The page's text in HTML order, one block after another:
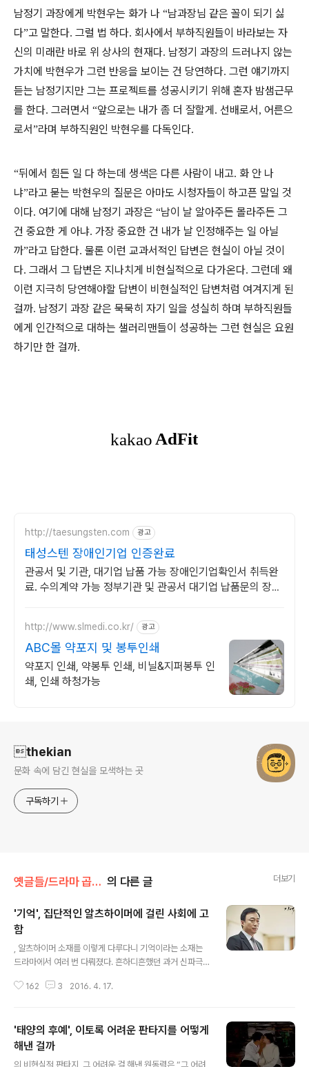
남정기 과장에게 박현우는 화가 나 “남과장님 같은 꼴이 되기 싫
다”고 말한다. 그럴 법 하다. 회사에서 부하직원들이 바라보는 자
신의 미래란 바로 위 상사의 현재다. 남정기 과장의 드러나지 않는
가치에 박현우가 그런 반응을 보이는 건 당연하다. 그런 얘기까지
듣는 남정기지만 그는 프로젝트를 성공시키기 위해 혼자 밤샘근무
를 한다. 그러면서 “앞으로는 내가 좀 더 잘할게 . 선배로서, 어른으
로서”라며 부하직원인 박현우를 다독인다.
“뒤에서 힘든 일 다 하는데 생색은 다른 사람이 내고. 화 안 나
냐”라고 묻는 박현우의 질문은 아마도 시청자들이 하고픈 말일 것
이다. 여기에 대해 남정기 과장은 “남이 날 알아주든 몰라주든 그
건 중요한 게 아냐. 가장 중요한 건 내가 날 인정해주는 일 아닐
까”라고 답한다. 물론 이런 교과서적인 답변은 현실이 아닐 것이
다. 그래서 그 답변은 지나치게 비현실적으로 다가온다. 그런데 왜
이런 지극히 당연해야할 답변이 비현실적인 답변처럼 여겨지게 된
걸까. 남정기 과장 같은 묵묵히 자기 일을 성실히 하며 부하직원들
에게 인간적으로 대하는 샐러리맨들이 성공하는 그런 현실은 요원
하기만 한 걸까.
http://taesungsten.com 광고
태성스텐 장애인기업 인증완료
관공서 및 기관, 대기업 납품 가능 장애인기업확인서 취득완
료. 수의계약 가능 정부기관 및 관공서 대기업 납품문의 장애
http://www.slmedi.co.kr/ 광고
ABC몰 약포지 및 봉투인쇄
약포지 인쇄, 약봉투 인쇄, 비닐&지퍼봉투 인
쇄, 인쇄 하청가능
thekian
문화 속에 담긴 현실을 모색하는 곳
구독하기
옛글들/드라마 곱씹기 의 다른 글 더보기
'기억', 집단적인 알츠하이머에 걸린 사회에 고
함
, 알츠하이머 소재를 이렇게 다루다니 기억이라는 소재는
드라마에서 여러 번 다뤄졌다. 흔하디흔했던 과거 신파극
드라마들에서도 많이 다뤄졌다. 하지만 최근 기억의 문제
다. JTBC 이라는 드라마도 표면적으로 보면 이러한 기억
상실의 소재가 갖고 있는 극적 장치에 기대고 있다고 말할
수 있다. 하지만 이 드라마는 그저 거기에 머물지 않는다.
162 3 2016. 4. 17.
'태양의 후예', 이토록 어려운 판타지를 어떻게
해낸 걸까
의 비현실적 판타지, 그 어려운 걸 해낸 원동력은 “그 어려